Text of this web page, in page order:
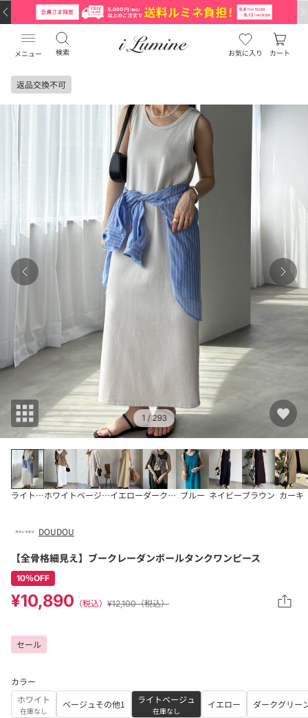
メニュー 検索 お気に入り カート
返品交換不可
1 / 293
ライトベージュ
ホワイトベージュその他1
イエローダークグリーン
ブルー ネイビーブラウン カーキ
DOUDOU
【全骨格細見え】ブークレーダンボールタンクワンピース
10％OFF
¥10,890 （税込） ¥12,100（税込）
セール
カラー
ホワイト
在庫なし
ベージュその他1 ライトベージュ
在庫なし
イエロー
ダークグリー